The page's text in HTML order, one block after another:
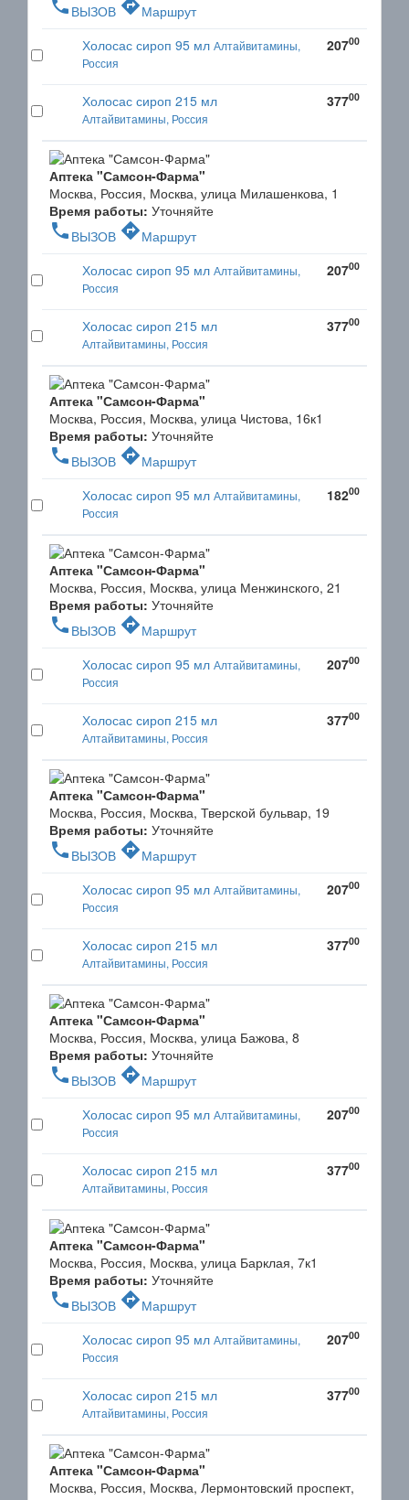
phone ВЫЗОВ directionsМаршрут
Холосас сироп 95 мл Алтайвитамины,
Россия
20700
Холосас сироп 215 мл
Алтайвитамины, Россия
37700
Аптека "Самсон-Фарма"
Москва, Россия, Москва, улица Милашенкова, 1
Время работы: Уточняйте
phone ВЫЗОВ directionsМаршрут
Холосас сироп 95 мл Алтайвитамины,
Россия
20700
Холосас сироп 215 мл
Алтайвитамины, Россия
37700
Аптека "Самсон-Фарма"
Москва, Россия, Москва, улица Чистова, 16к1
Время работы: Уточняйте
phone ВЫЗОВ directionsМаршрут
Холосас сироп 95 мл Алтайвитамины,
Россия
18200
Аптека "Самсон-Фарма"
Москва, Россия, Москва, улица Менжинского, 21
Время работы: Уточняйте
phone ВЫЗОВ directionsМаршрут
Холосас сироп 95 мл Алтайвитамины,
Россия
20700
Холосас сироп 215 мл
Алтайвитамины, Россия
37700
Аптека "Самсон-Фарма"
Москва, Россия, Москва, Тверской бульвар, 19
Время работы: Уточняйте
phone ВЫЗОВ directionsМаршрут
Холосас сироп 95 мл Алтайвитамины,
Россия
20700
Холосас сироп 215 мл
Алтайвитамины, Россия
37700
Аптека "Самсон-Фарма"
Москва, Россия, Москва, улица Бажова, 8
Время работы: Уточняйте
phone ВЫЗОВ directionsМаршрут
Холосас сироп 95 мл Алтайвитамины,
Россия
20700
Холосас сироп 215 мл
Алтайвитамины, Россия
37700
Аптека "Самсон-Фарма"
Москва, Россия, Москва, улица Барклая, 7к1
Время работы: Уточняйте
phone ВЫЗОВ directionsМаршрут
Холосас сироп 95 мл Алтайвитамины,
Россия
20700
Холосас сироп 215 мл
Алтайвитамины, Россия
37700
Аптека "Самсон-Фарма"
Москва, Россия, Москва, Лермонтовский проспект,